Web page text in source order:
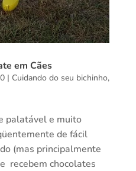
em Cães
| Cuidando do seu bichinho,
palatável e muito
de fácil
(mas principalmente
recebem chocolates